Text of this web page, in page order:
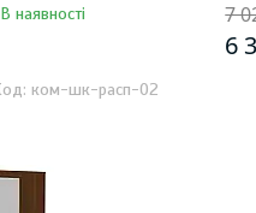
В наявності
ком-шк-расп-02
7
6